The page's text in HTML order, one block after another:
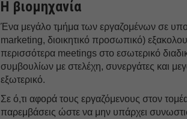
Η βιομηχανία
Ένα μεγάλο τμήμα των εργαζομένων σε
marketing, διοικητικό προσωπικό)
περισσότερα meetings στο εσωτερικό
συμβουλίων με στελέχη, συνεργάτες και
εξωτερικό.
Σε ό,τι αφορά τους εργαζόμενους στον
παρεμβάσεις ώστε να μην υπάρχει